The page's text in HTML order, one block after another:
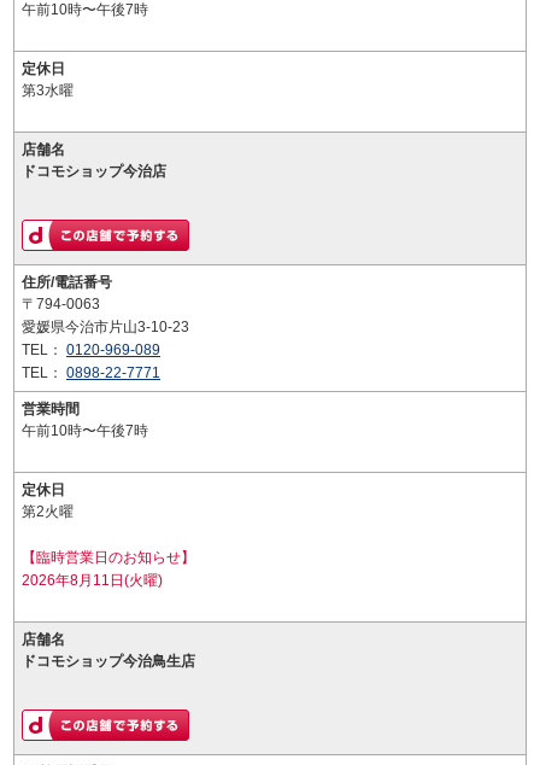
午前10時〜午後7時
定休日
第3水曜
店舗名
ドコモショップ今治店
住所/電話番号
〒794-0063
愛媛県今治市片山3-10-23
TEL： 0120-969-089
TEL： 0898-22-7771
営業時間
午前10時〜午後7時
定休日
第2火曜
【臨時営業日のお知らせ】
2026年8月11日(火曜)
店舗名
ドコモショップ今治鳥生店